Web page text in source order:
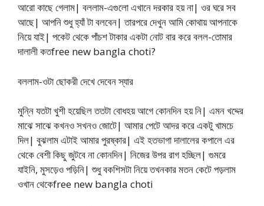
আরো কাছে গেলাম| বললাম-এগুলো এখানে দরকার হয় না| ওর ঘরে সব
আছে| আপনি শুধু হ্যাঁ টা বলবেন| তারপরে দেখুন আমি কোথায় আপনাকে
নিয়ে যাই| পকেট থেকে পাঁচশ টাকার একটা নোট বার করে বলল-তোমার
দালালী কতfree new bangla choti?
বললাম-ওটা ছোকরী দেখে দেবেন স্যার
মুন্নি যতটা খুশী হয়েছিল ততটা বোধহয় আগে কোনদিন হয় নি| এমন খদ্দের
মাঝে সাঝে কখনও সখনও জোটে| আমার পেটে আদর করে একটু খামচে
দিল| বুঝলাম এটাই আমার পুরষ্কার| এই হতভাগা দালালের কপালে এর
থেকে বেশী কিছু জুটবে না কোনদিন| নিজের উপর রাগ হচ্ছিল| গুমরে
যাইনি, মুসড়েও পড়িনি| শুধু বকশিসটা নিয়ে তখনকার মতন কেটে পড়লাম
ওখান থেকেfree new bangla choti